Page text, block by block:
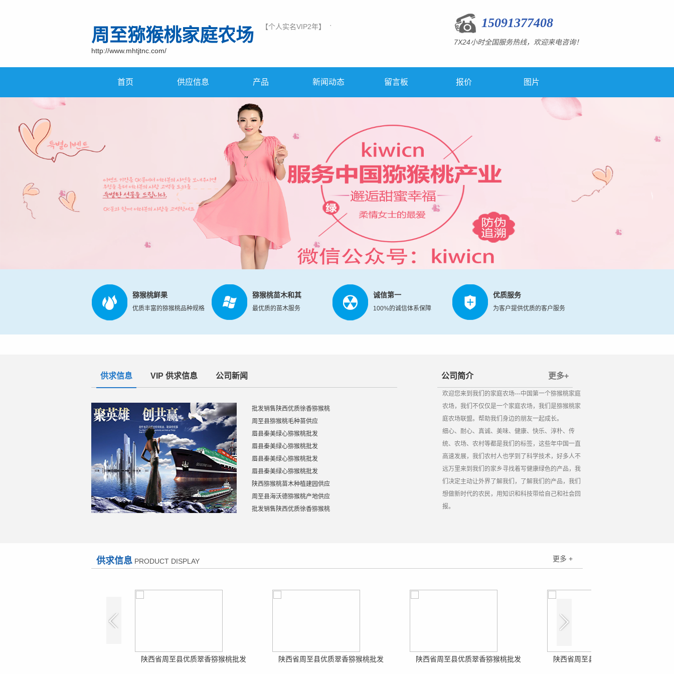
周至猕猴桃家庭农场
http://www.mhtjtnc.com/
【个人实名VIP2年】 · 15091377408
7X24小时全国服务热线，欢迎来电咨询！
首页 供应信息 产品 新闻动态 留言板 报价 图片
猕猴桃鲜果
优质丰富的猕猴桃品种规格
猕猴桃苗木和其
最优质的苗木服务
诚信第一
100%的诚信体系保障
优质服务
为客户提供优质的客户服务
供求信息 VIP 供求信息 公司新闻
批发销售陕西优质徐香猕猴桃
周至县猕猴桃毛种苗供应
眉县秦美绿心猕猴桃批发
眉县秦美绿心猕猴桃批发
眉县秦美绿心猕猴桃批发
眉县秦美绿心猕猴桃批发
陕西猕猴桃苗木种植建园供应
周至县海沃德猕猴桃产地供应
批发销售陕西优质徐香猕猴桃
公司简介 更多+
欢迎您来到我们的家庭农场---中国第一个猕猴桃家庭
农场，我们不仅仅是一个家庭农场，我们是猕猴桃家
庭农场联盟。帮助我们身边的朋友一起成长。
细心、耐心、真诚、美味、健康、快乐、淳朴、传
统、农场、农村等都是我们的标签，这些年中国一直
高速发展，我们农村人也学到了科学技术，好多人不
远万里来到我们的家乡寻找着写健康绿色的产品，我
们决定主动让外界了解我们，了解我们的产品，我们
想做新时代的农民，用知识和科技带给自己和社会回
报。
供求信息 PRODUCT DISPLAY 更多 +
陕西省周至县优质翠香猕猴桃批发 陕西省周至县优质翠香猕猴桃批发 陕西省周至县优质翠香猕猴桃批发 陕西省周至县优质翠香猕猴桃批发